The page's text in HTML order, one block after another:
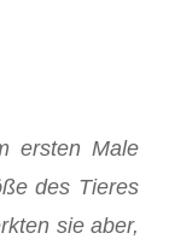
ersten Male
des Tieres
sie aber,